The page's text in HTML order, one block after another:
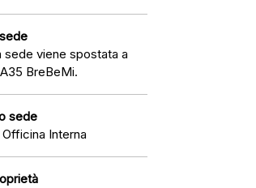
sede viene spostata a
BreBeMi.
sede
Interna